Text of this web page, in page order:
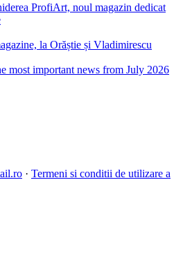
ProfiArt, noul magazin dedicat
la Orăștie și Vladimirescu
most important news from July 2026
· Termeni si conditii de utilizare a